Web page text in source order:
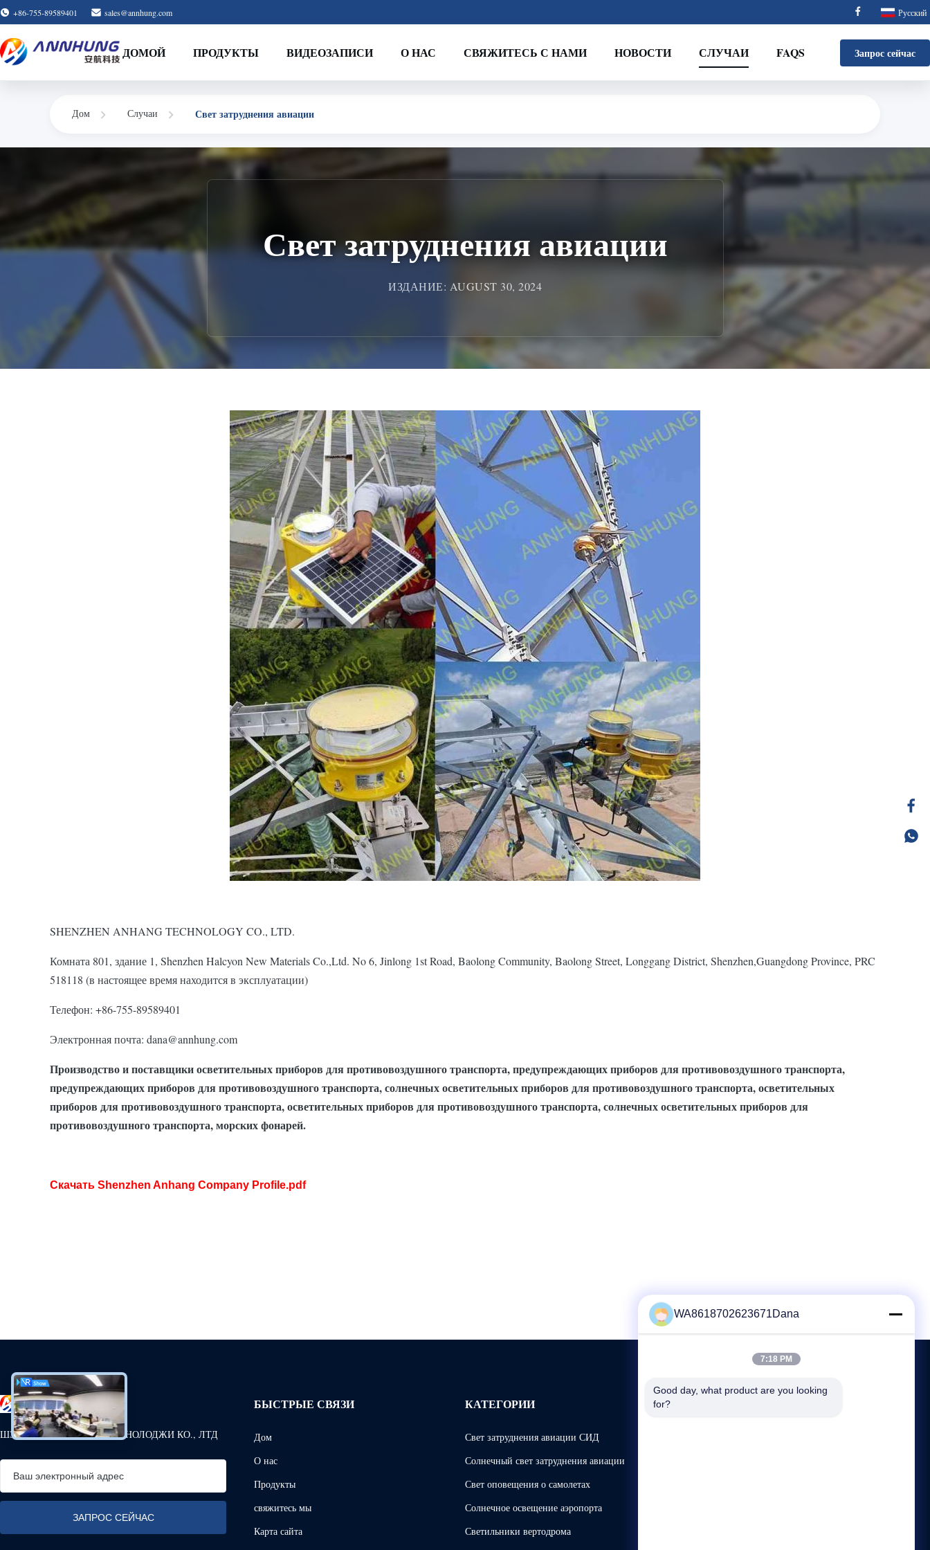
+86-755-89589401 sales@annhung.com Русский
ДОМОЙ ПРОДУКТЫ ВИДЕОЗАПИСИ О НАС СВЯЖИТЕСЬ С НАМИ НОВОСТИ СЛУЧАИ FAQS Запрос сейчас
Дом Случаи Свет затруднения авиации
Свет затруднения авиации
ИЗДАНИЕ: AUGUST 30, 2024
SHENZHEN ANHANG TECHNOLOGY CO., LTD.
Комната 801, здание 1, Shenzhen Halcyon New Materials Co.,Ltd. No 6, Jinlong 1st Road, Baolong Community, Baolong Street, Longgang District, Shenzhen,Guangdong Province, PRC
518118 (в настоящее время находится в эксплуатации)
Телефон: +86-755-89589401
Электронная почта: dana@annhung.com
Производство и поставщики осветительных приборов для противовоздушного транспорта, предупреждающих приборов для противовоздушного транспорта,
предупреждающих приборов для противовоздушного транспорта, солнечных осветительных приборов для противовоздушного транспорта, осветительных
приборов для противовоздушного транспорта, осветительных приборов для противовоздушного транспорта, солнечных осветительных приборов для
противовоздушного транспорта, морских фонарей.
Скачать Shenzhen Anhang Company Profile.pdf
ШЭНЬЧЖЭНЬ АНХАНГ ТЕКНОЛОДЖИ КО., ЛТД
БЫСТРЫЕ СВЯЗИ
Дом
О нас
Продукты
свяжитесь мы
Карта сайта
КАТЕГОРИИ
Свет затруднения авиации СИД
Солнечный свет затруднения авиации
Свет оповещения о самолетах
Солнечное освещение аэропорта
Светильники вертодрома
WA8618702623671Dana
7:18 PM
Good day, what product are you looking
for?